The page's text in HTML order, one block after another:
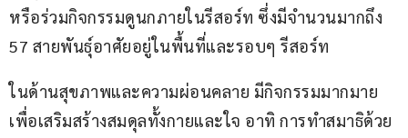
หรือร่วมกิจกรรมดูนกภายในรีสอร์ท ซึ่งมีจำนวนมากถึง
57 สายพันธุ์อาศัยอยู่ในพื้นที่และรอบๆ รีสอร์ท
ในด้านสุขภาพและความผ่อนคลาย มีกิจกรรมมากมาย
เพื่อเสริมสร้างสมดุลทั้งกายและใจ อาทิ การทำสมาธิด้วย